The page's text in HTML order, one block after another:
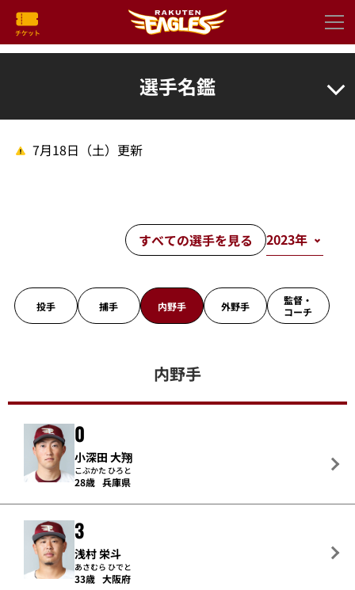
選手名鑑
7月18日（土）更新
すべての選手を見る
投手 捕手 内野手 外野手
監督・
コーチ
内野手
0
小深田 大翔
こぶかた ひろと
28歳 兵庫県
3
浅村 栄斗
あさむら ひでと
33歳 大阪府